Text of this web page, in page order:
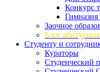
Конкурс
Заочное
Блог
Студенту и
Кураторы
Студенческий